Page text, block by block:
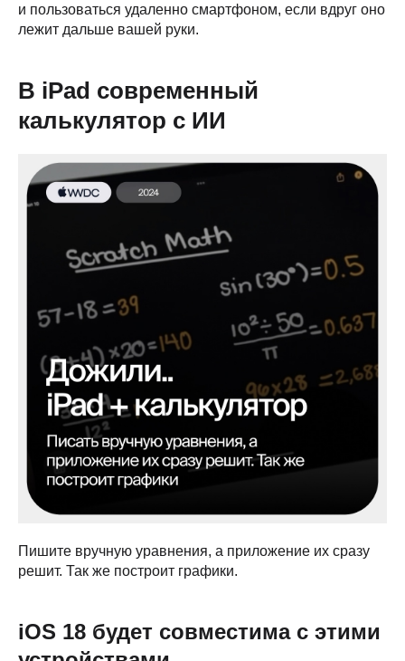
и пользоваться удаленно смартфоном, если вдруг оно
лежит дальше вашей руки.
В iPad современный
калькулятор с ИИ
Пишите вручную уравнения, а приложение их сразу
решит. Так же построит графики.
iOS 18 будет совместима с этими
iPhone